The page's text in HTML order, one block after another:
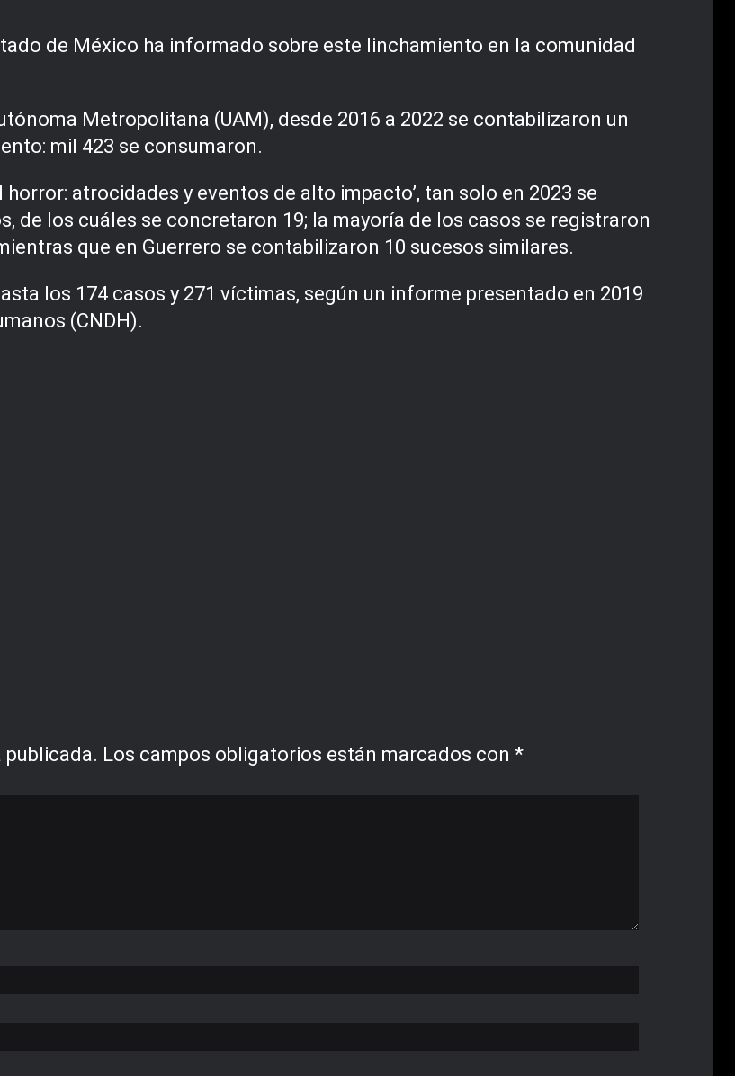
de México ha informado sobre este linchamiento en la comunidad
Metropolitana (UAM), desde 2016 a 2022 se contabilizaron un
mil 423 se consumaron.
atrocidades y eventos de alto impacto’, tan solo en 2023 se
de los cuáles se concretaron 19; la mayoría de los casos se registraron
que en Guerrero se contabilizaron 10 sucesos similares.
los 174 casos y 271 víctimas, según un informe presentado en 2019
(CNDH).
Los campos obligatorios están marcados con *